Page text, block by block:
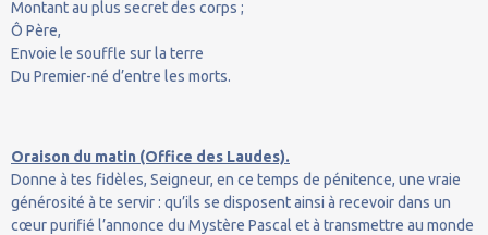
Montant au plus secret des corps ;
Ô Père,
Envoie le souffle sur la terre
Du Premier-né d’entre les morts.
Oraison du matin (Office des Laudes).
Donne à tes fidèles, Seigneur, en ce temps de pénitence, une vraie
générosité à te servir : qu’ils se disposent ainsi à recevoir dans un
cœur purifié l’annonce du Mystère Pascal et à transmettre au monde